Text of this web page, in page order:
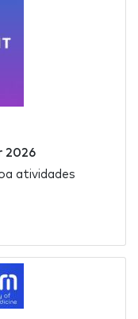
2026
atividades